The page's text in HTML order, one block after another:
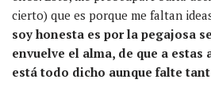
cierto) que es porque me faltan
soy honesta es por la pegajosa
envuelve el alma, de que a
está todo dicho aunque falte